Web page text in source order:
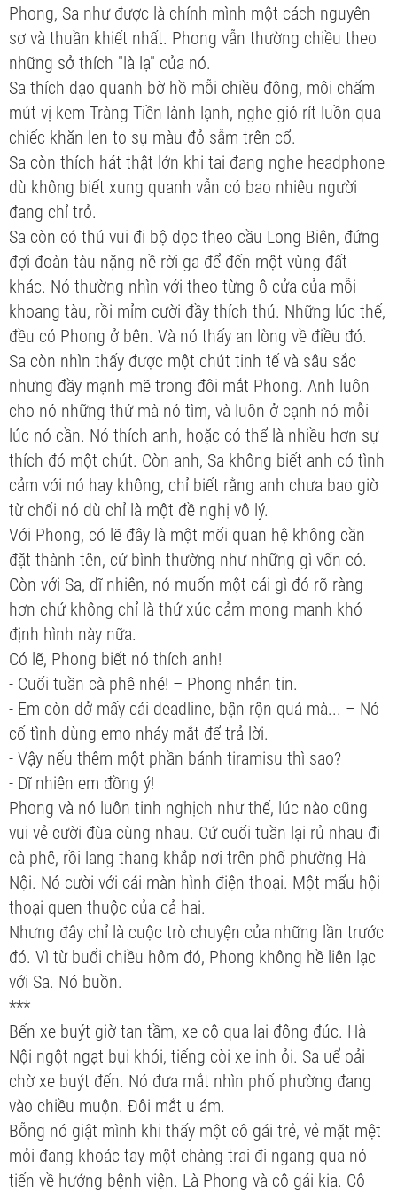
Phong, Sa như được là chính mình một cách nguyên
sơ và thuần khiết nhất. Phong vẫn thường chiều theo
những sở thích "là lạ" của nó.
Sa thích dạo quanh bờ hồ mỗi chiều đông, môi chấm
mút vị kem Tràng Tiền lành lạnh, nghe gió rít luồn qua
chiếc khăn len to sụ màu đỏ sẫm trên cổ.
Sa còn thích hát thật lớn khi tai đang nghe headphone
dù không biết xung quanh vẫn có bao nhiêu người
đang chỉ trỏ.
Sa còn có thú vui đi bộ dọc theo cầu Long Biên, đứng
đợi đoàn tàu nặng nề rời ga để đến một vùng đất
khác. Nó thường nhìn với theo từng ô cửa của mỗi
khoang tàu, rồi mỉm cười đầy thích thú. Những lúc thế,
đều có Phong ở bên. Và nó thấy an lòng về điều đó.
Sa còn nhìn thấy được một chút tinh tế và sâu sắc
nhưng đầy mạnh mẽ trong đôi mắt Phong. Anh luôn
cho nó những thứ mà nó tìm, và luôn ở cạnh nó mỗi
lúc nó cần. Nó thích anh, hoặc có thể là nhiều hơn sự
thích đó một chút. Còn anh, Sa không biết anh có tình
cảm với nó hay không, chỉ biết rằng anh chưa bao giờ
từ chối nó dù chỉ là một đề nghị vô lý.
Với Phong, có lẽ đây là một mối quan hệ không cần
đặt thành tên, cứ bình thường như những gì vốn có.
Còn với Sa, dĩ nhiên, nó muốn một cái gì đó rõ ràng
hơn chứ không chỉ là thứ xúc cảm mong manh khó
định hình này nữa.
Có lẽ, Phong biết nó thích anh!
- Cuối tuần cà phê nhé! – Phong nhắn tin.
- Em còn dở mấy cái deadline, bận rộn quá mà... – Nó
cố tình dùng emo nháy mắt để trả lời.
- Vậy nếu thêm một phần bánh tiramisu thì sao?
- Dĩ nhiên em đồng ý!
Phong và nó luôn tinh nghịch như thế, lúc nào cũng
vui vẻ cười đùa cùng nhau. Cứ cuối tuần lại rủ nhau đi
cà phê, rồi lang thang khắp nơi trên phố phường Hà
Nội. Nó cười với cái màn hình điện thoại. Một mẩu hội
thoại quen thuộc của cả hai.
Nhưng đây chỉ là cuộc trò chuyện của những lần trước
đó. Vì từ buổi chiều hôm đó, Phong không hề liên lạc
với Sa. Nó buồn.
***
Bến xe buýt giờ tan tầm, xe cộ qua lại đông đúc. Hà
Nội ngột ngạt bụi khói, tiếng còi xe inh ỏi. Sa uể oải
chờ xe buýt đến. Nó đưa mắt nhìn phố phường đang
vào chiều muộn. Đôi mắt u ám.
Bỗng nó giật mình khi thấy một cô gái trẻ, vẻ mặt mệt
mỏi đang khoác tay một chàng trai đi ngang qua nó
tiến về hướng bệnh viện. Là Phong và cô gái kia. Cô